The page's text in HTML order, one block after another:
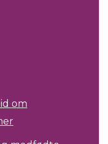
om